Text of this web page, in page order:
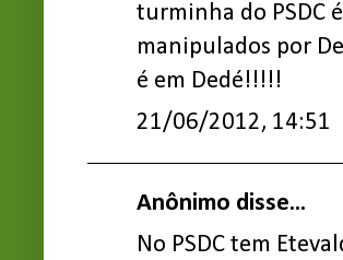
turminha do PSDC
manipulados por
é em Dedé!!!!!
21/06/2012, 14:51
Anônimo disse...
No PSDC tem